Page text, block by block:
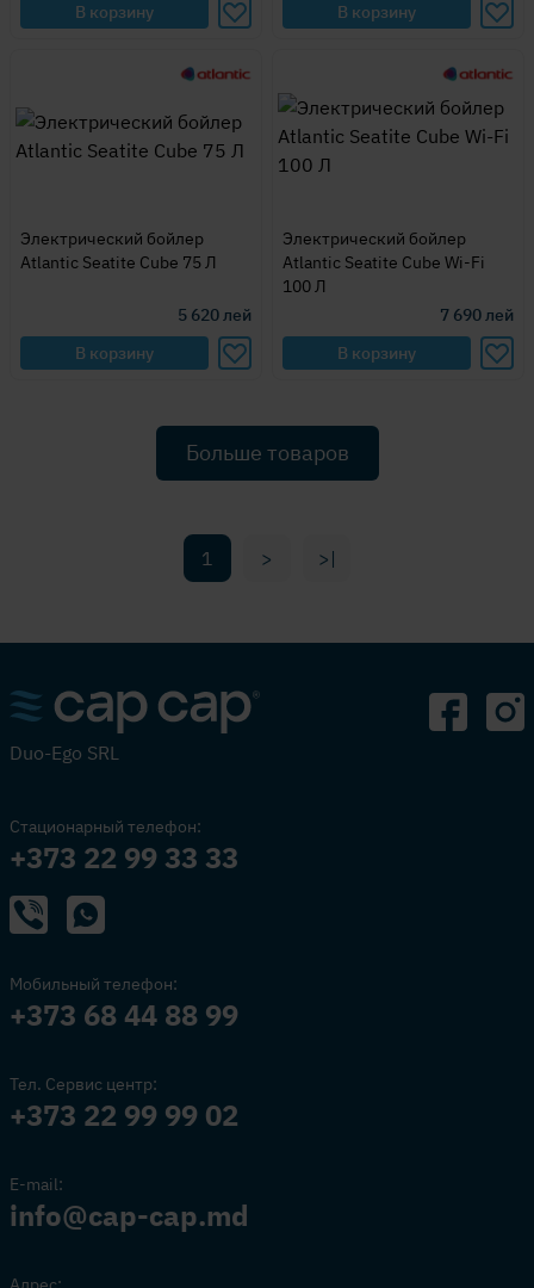
В корзину
В корзину
Электрический бойлер
Atlantic Seatite Cube 75 Л
5 620лей
В корзину
Электрический бойлер
Atlantic Seatite Cube Wi-Fi
100 Л
7 690лей
В корзину
Больше товаров
1 > >|
Duo-Ego SRL
Стационарный телефон:
+373 22 99 33 33
Мобильный телефон:
+373 68 44 88 99
Тел. Сервис центр:
+373 22 99 99 02
E-mail:
info@cap-cap.md